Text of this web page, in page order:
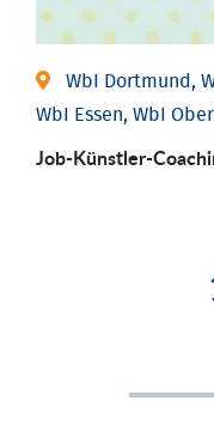
WbI Dortmund,
WbI Essen, WbI
Job-Künstler-